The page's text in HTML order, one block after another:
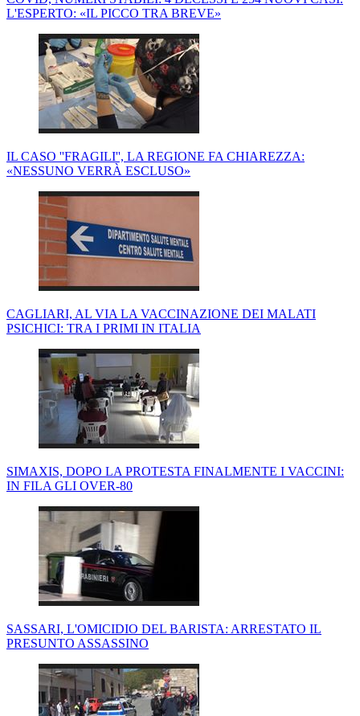
L'ESPERTO: «IL PICCO TRA BREVE»
IL CASO ''FRAGILI'', LA REGIONE FA CHIAREZZA:
«NESSUNO VERRÀ ESCLUSO»
CAGLIARI, AL VIA LA VACCINAZIONE DEI MALATI
PSICHICI: TRA I PRIMI IN ITALIA
SIMAXIS, DOPO LA PROTESTA FINALMENTE I VACCINI:
IN FILA GLI OVER-80
SASSARI, L'OMICIDIO DEL BARISTA: ARRESTATO IL
PRESUNTO ASSASSINO